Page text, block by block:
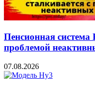
Пенсионная система
проблемой
07.08.2026